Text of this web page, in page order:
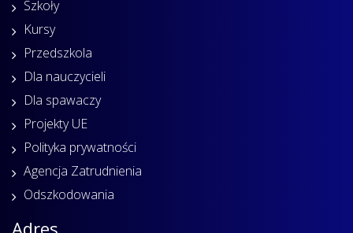
Szkoły
Kursy
Przedszkola
Dla nauczycieli
Dla spawaczy
Projekty UE
Polityka prywatności
Agencja Zatrudnienia
Odszkodowania
Adres